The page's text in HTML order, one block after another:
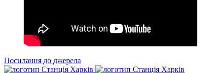
Посилання до джерела